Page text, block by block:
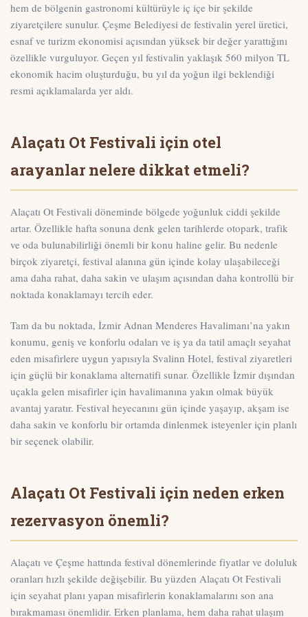
hem de bölgenin gastronomi kültürüyle iç içe bir şekilde
ziyaretçilere sunulur. Çeşme Belediyesi de festivalin yerel üretici,
esnaf ve turizm ekonomisi açısından yüksek bir değer yarattığını
özellikle vurguluyor. Geçen yıl festivalin yaklaşık 560 milyon TL
ekonomik hacim oluşturduğu, bu yıl da yoğun ilgi beklendiği
resmi açıklamalarda yer aldı.
Alaçatı Ot Festivali için otel
arayanlar nelere dikkat etmeli?
Alaçatı Ot Festivali döneminde bölgede yoğunluk ciddi şekilde
artar. Özellikle hafta sonuna denk gelen tarihlerde otopark, trafik
ve oda bulunabilirliği önemli bir konu haline gelir. Bu nedenle
birçok ziyaretçi, festival alanına gün içinde kolay ulaşabileceği
ama daha rahat, daha sakin ve ulaşım açısından daha kontrollü bir
noktada konaklamayı tercih eder.
Tam da bu noktada, İzmir Adnan Menderes Havalimanı’na yakın
konumu, geniş ve konforlu odaları ve iş ya da tatil amaçlı seyahat
eden misafirlere uygun yapısıyla Svalinn Hotel, festival ziyaretleri
için güçlü bir konaklama alternatifi sunar. Özellikle İzmir dışından
uçakla gelen misafirler için havalimanına yakın olmak büyük
avantaj yaratır. Festival heyecanını gün içinde yaşayıp, akşam ise
daha sakin ve konforlu bir ortamda dinlenmek isteyenler için planlı
bir seçenek olabilir.
Alaçatı Ot Festivali için neden erken
rezervasyon önemli?
Alaçatı ve Çeşme hattında festival dönemlerinde fiyatlar ve doluluk
oranları hızlı şekilde değişebilir. Bu yüzden Alaçatı Ot Festivali
için seyahat planı yapan misafirlerin konaklamalarını son ana
bırakmaması önemlidir. Erken planlama, hem daha rahat ulaşım